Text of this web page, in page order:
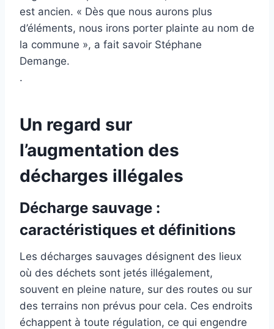
est ancien. « Dès que nous aurons plus
d’éléments, nous irons porter plainte au nom de
la commune », a fait savoir Stéphane
Demange.
.
Un regard sur
l’augmentation des
décharges illégales
Décharge sauvage :
caractéristiques et définitions
Les décharges sauvages désignent des lieux
où des déchets sont jetés illégalement,
souvent en pleine nature, sur des routes ou sur
des terrains non prévus pour cela. Ces endroits
échappent à toute régulation, ce qui engendre